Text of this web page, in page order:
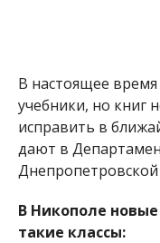
В настоящее
учебники, но книг
исправить в
дают в
В Никополе
такие классы: